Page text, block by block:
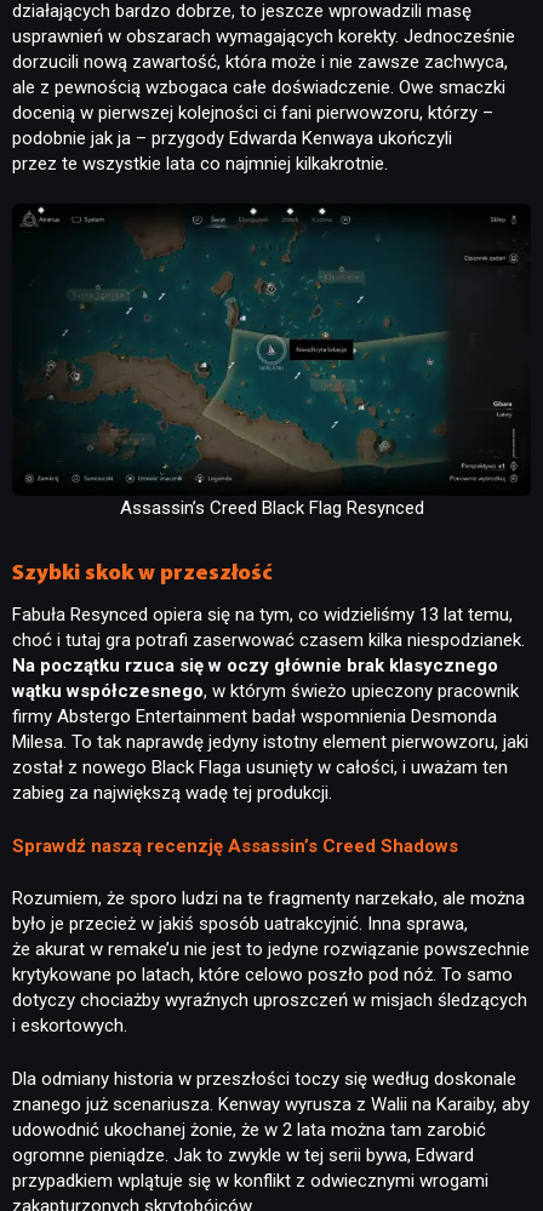
działających bardzo dobrze, to jeszcze wprowadzili masę
usprawnień w obszarach wymagających korekty. Jednocześnie
dorzucili nową zawartość, która może i nie zawsze zachwyca,
ale z pewnością wzbogaca całe doświadczenie. Owe smaczki
docenią w pierwszej kolejności ci fani pierwowzoru, którzy –
podobnie jak ja – przygody Edwarda Kenwaya ukończyli
przez te wszystkie lata co najmniej kilkakrotnie.
Assassin’s Creed Black Flag Resynced
Szybki skok w przeszłość
Fabuła Resynced opiera się na tym, co widzieliśmy 13 lat temu,
choć i tutaj gra potrafi zaserwować czasem kilka niespodzianek.
Na początku rzuca się w oczy głównie brak klasycznego
wątku współczesnego, w którym świeżo upieczony pracownik
firmy Abstergo Entertainment badał wspomnienia Desmonda
Milesa. To tak naprawdę jedyny istotny element pierwowzoru, jaki
został z nowego Black Flaga usunięty w całości, i uważam ten
zabieg za największą wadę tej produkcji.
Sprawdź naszą recenzję Assassin’s Creed Shadows
Rozumiem, że sporo ludzi na te fragmenty narzekało, ale można
było je przecież w jakiś sposób uatrakcyjnić. Inna sprawa,
że akurat w remake’u nie jest to jedyne rozwiązanie powszechnie
krytykowane po latach, które celowo poszło pod nóż. To samo
dotyczy chociażby wyraźnych uproszczeń w misjach śledzących
i eskortowych.
Dla odmiany historia w przeszłości toczy się według doskonale
znanego już scenariusza. Kenway wyrusza z Walii na Karaiby, aby
udowodnić ukochanej żonie, że w 2 lata można tam zarobić
ogromne pieniądze. Jak to zwykle w tej serii bywa, Edward
przypadkiem wplątuje się w konflikt z odwiecznymi wrogami
zakapturzonych skrytobójców.